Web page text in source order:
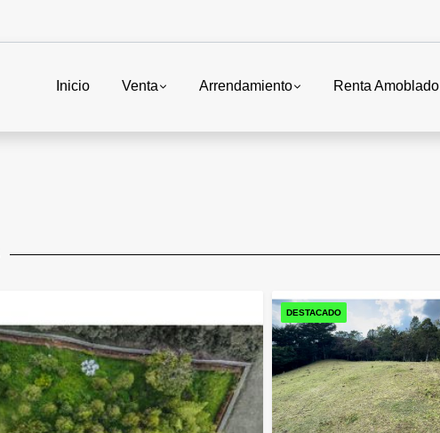
Inicio Venta Arrendamiento Renta Amoblado
DESTACADO